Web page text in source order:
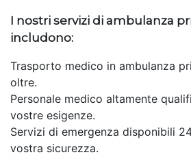
I nostri servizi di ambulanza
includono:
Trasporto medico in ambulanza
oltre.
Personale medico altamente
vostre esigenze.
Servizi di emergenza disponibili
vostra sicurezza.